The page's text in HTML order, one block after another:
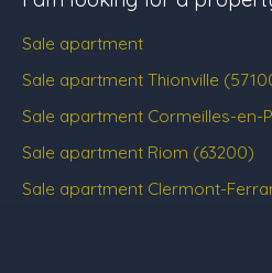
Sale apartment
Sale apartment Thionville
Sale apartment Cormeilles-en-
Sale apartment Riom (63200)
Sale apartment Clermont-